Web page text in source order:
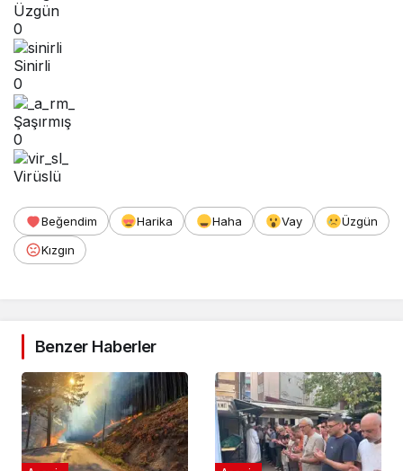
Üzgün
0
Sinirli
0
Şaşırmış
0
Virüslü
Beğendim Harika Haha Vay
Üzgün
Kızgın
Benzer Haberler